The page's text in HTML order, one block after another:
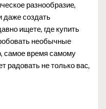
разнообразие,
даже создать
ищете, где купить
необычные
самое время самому
радовать не только вас,